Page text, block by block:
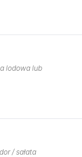
lodowa lub
/ sałata